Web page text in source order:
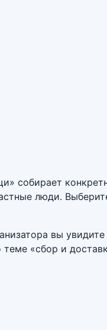
собирает
люди.
вы увидите
«сбор и